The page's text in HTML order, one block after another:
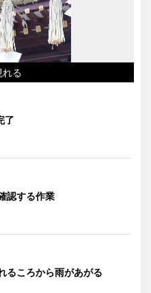
れる
了
認する作業
るころから雨があがる